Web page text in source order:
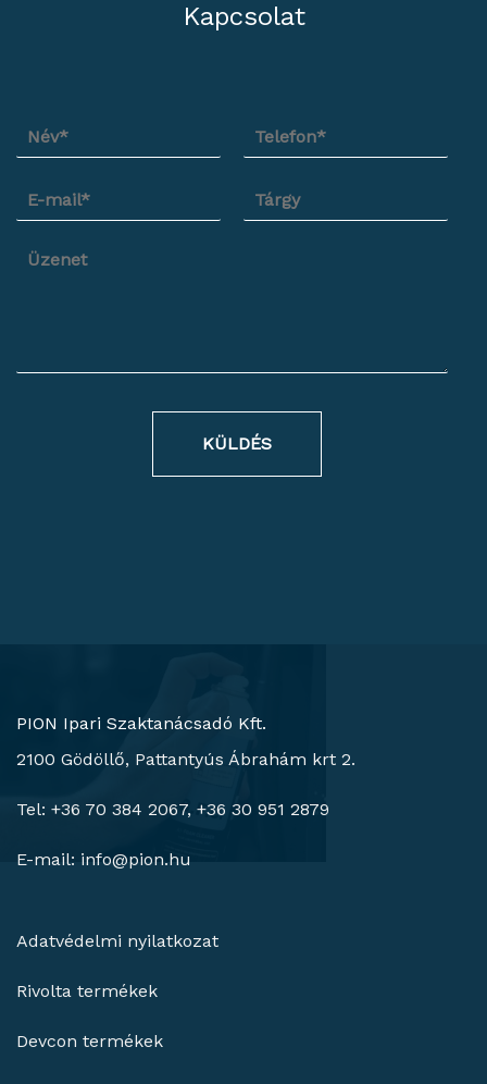
Kapcsolat
KÜLDÉS
PION Ipari Szaktanácsadó Kft.
2100 Gödöllő, Pattantyús Ábrahám krt 2.
Tel: +36 70 384 2067, +36 30 951 2879
E-mail: info@pion.hu
Adatvédelmi nyilatkozat
Rivolta termékek
Devcon termékek